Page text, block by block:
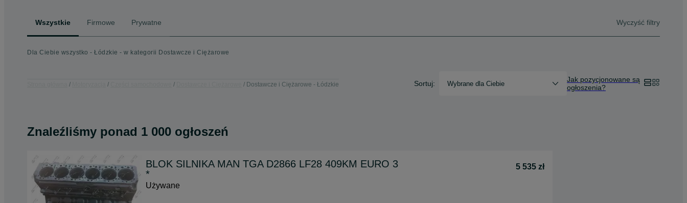
Wszystkie Firmowe Prywatne Wyczyść filtry
Dla Ciebie wszystko - Łódzkie - w kategorii Dostawcze i Ciężarowe
Dostawcze i Ciężarowe - Łódzkie Sortuj: Wybrane dla Ciebie
Jak pozycjonowane są
ogłoszenia?
Znaleźliśmy ponad 1 000 ogłoszeń
BLOK SILNIKA MAN TGA D2866 LF28 409KM EURO 3
*
5 535 zł
Używane